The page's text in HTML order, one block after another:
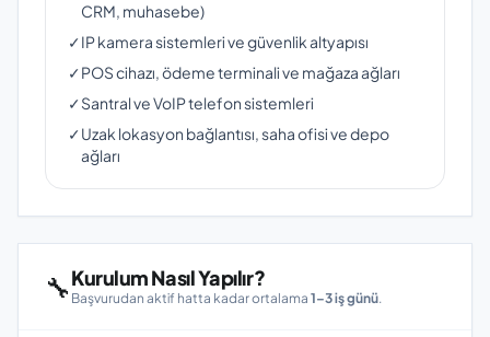
CRM, muhasebe)
✓IP kamera sistemleri ve güvenlik altyapısı
✓POS cihazı, ödeme terminali ve mağaza ağları
✓Santral ve VoIP telefon sistemleri
✓Uzak lokasyon bağlantısı, saha ofisi ve depo
ağları
🔧Kurulum Nasıl Yapılır?
Başvurudan aktif hatta kadar ortalama 1–3 iş günü.